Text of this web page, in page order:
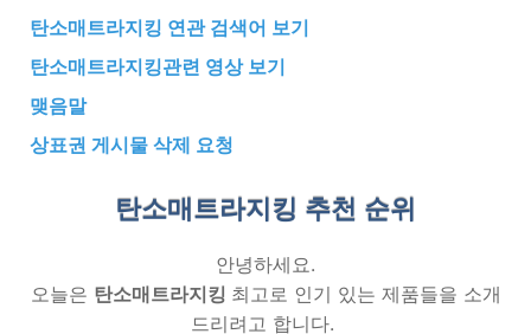
탄소매트라지킹 연관 검색어 보기
탄소매트라지킹관련 영상 보기
맺음말
상표권 게시물 삭제 요청
탄소매트라지킹 추천 순위
안녕하세요.
오늘은 탄소매트라지킹 최고로 인기 있는 제품들을 소개
드리려고 합니다.